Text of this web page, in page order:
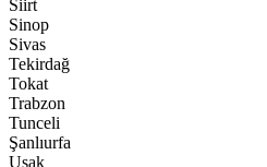
Siirt
Sinop
Sivas
Tekirdağ
Tokat
Trabzon
Tunceli
Şanlıurfa
Uşak